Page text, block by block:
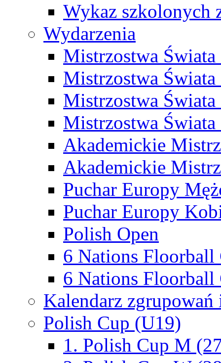
Wykaz szkolonych
Wydarzenia
Mistrzostwa
Mistrzostwa
Mistrzostwa
Mistrzostwa
Akademickie
Akademickie
Puchar Europy
Puchar Europy
Polish Open
6 Nations Floorball
6 Nations Floorball
Kalendarz
Polish Cup (U19)
1. Polish Cup M